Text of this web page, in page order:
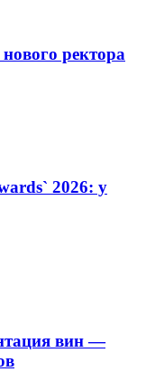
ректора
2026: у
вин —